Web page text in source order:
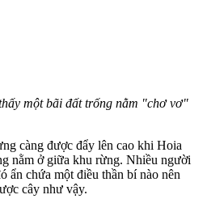
một bãi đất trống nằm "chơ vơ"
càng được đẩy lên cao khi Hoia
nằm ở giữa khu rừng. Nhiều người
ẩn chứa một điều thần bí nào nên
cây như vậy.